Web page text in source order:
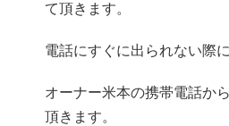
て頂きます。
電話にすぐに出られない際
オーナー米本の携帯電話か
頂きます。